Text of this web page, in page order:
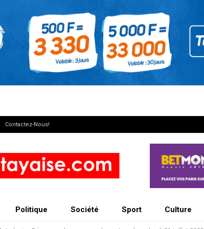
Contactez-Nous!
Politique Société Sport Culture